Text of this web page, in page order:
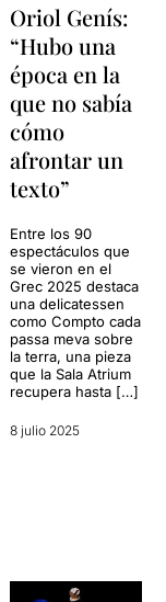
Oriol Genís:
“Hubo una
época en la
que no sabía
cómo
afrontar un
texto”
Entre los 90
espectáculos que
se vieron en el
Grec 2025 destaca
una delicatessen
como Compto cada
passa meva sobre
la terra, una pieza
que la Sala Atrium
recupera hasta […]
8 julio 2025